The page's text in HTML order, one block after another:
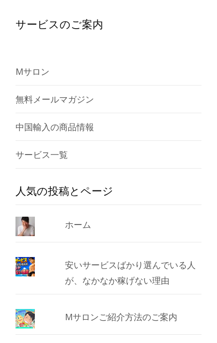
サービスのご案内
Mサロン
無料メールマガジン
中国輸入の商品情報
サービス一覧
人気の投稿とページ
ホーム
安いサービスばかり選んでいる人
が、なかなか稼げない理由
Mサロンご紹介方法のご案内